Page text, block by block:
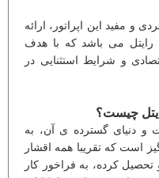
و مفید این اپراتور، ارائه
رایتل می باشد که با هدف
و شرایط استثنایی در
چیست؟
و دنیای گسترده ی آن، به
است که تقریبا همه اقشار
تحصیل کرده، به فراخور کار